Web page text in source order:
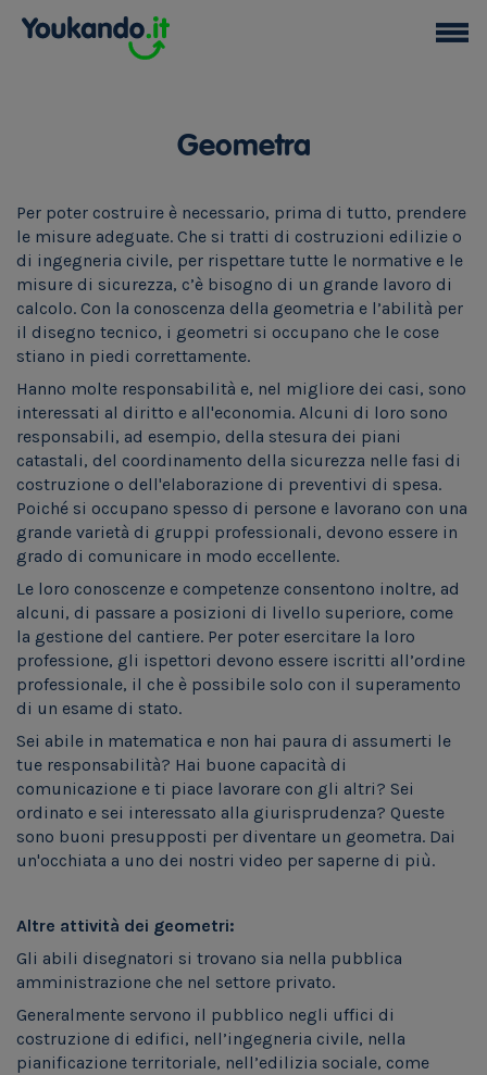
Geometra
Per poter costruire è necessario, prima di tutto, prendere
le misure adeguate. Che si tratti di costruzioni edilizie o
di ingegneria civile, per rispettare tutte le normative e le
misure di sicurezza, c’è bisogno di un grande lavoro di
calcolo. Con la conoscenza della geometria e l’abilità per
il disegno tecnico, i geometri si occupano che le cose
stiano in piedi correttamente.
Hanno molte responsabilità e, nel migliore dei casi, sono
interessati al diritto e all'economia. Alcuni di loro sono
responsabili, ad esempio, della stesura dei piani
catastali, del coordinamento della sicurezza nelle fasi di
costruzione o dell'elaborazione di preventivi di spesa.
Poiché si occupano spesso di persone e lavorano con una
grande varietà di gruppi professionali, devono essere in
grado di comunicare in modo eccellente.
Le loro conoscenze e competenze consentono inoltre, ad
alcuni, di passare a posizioni di livello superiore, come
la gestione del cantiere. Per poter esercitare la loro
professione, gli ispettori devono essere iscritti all’ordine
professionale, il che è possibile solo con il superamento
di un esame di stato.
Sei abile in matematica e non hai paura di assumerti le
tue responsabilità? Hai buone capacità di
comunicazione e ti piace lavorare con gli altri? Sei
ordinato e sei interessato alla giurisprudenza? Queste
sono buoni presupposti per diventare un geometra. Dai
un'occhiata a uno dei nostri video per saperne di più.
Altre attività dei geometri:
Gli abili disegnatori si trovano sia nella pubblica
amministrazione che nel settore privato.
Generalmente servono il pubblico negli uffici di
costruzione di edifici, nell’ingegneria civile, nella
pianificazione territoriale, nell’edilizia sociale, come